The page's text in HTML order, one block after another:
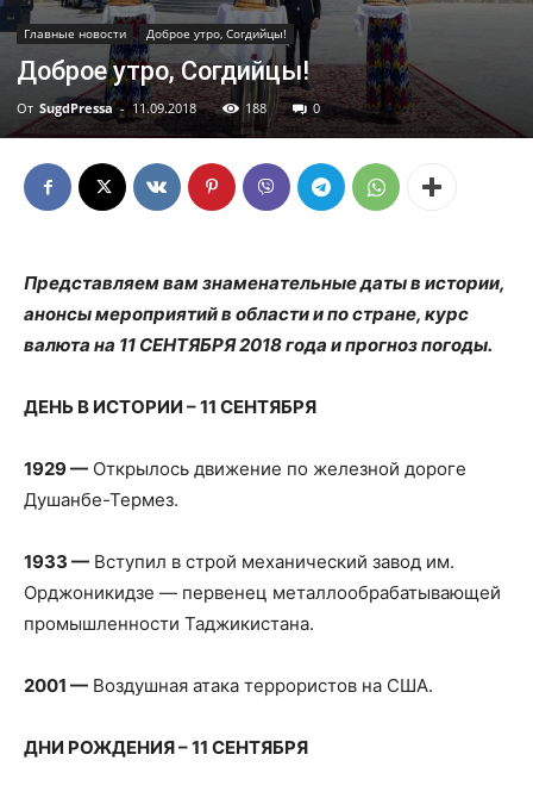
Главные новости Доброе утро, Согдийцы!
Доброе утро, Согдийцы!
От SugdPressa - 11.09.2018 188 0
Представляем вам знаменательные даты в истории,
анонсы мероприятий в области и по стране, курс
валюта на 11 СЕНТЯБРЯ 2018 года и прогноз погоды.
ДЕНЬ В ИСТОРИИ – 11 СЕНТЯБРЯ
1929 — Открылось движение по железной дороге
Душанбе-Термез.
1933 — Вступил в строй механический завод им.
Орджоникидзе — первенец металлообрабатывающей
промышленности Таджикистана.
2001 — Воздушная атака террористов на США.
ДНИ РОЖДЕНИЯ – 11 СЕНТЯБРЯ